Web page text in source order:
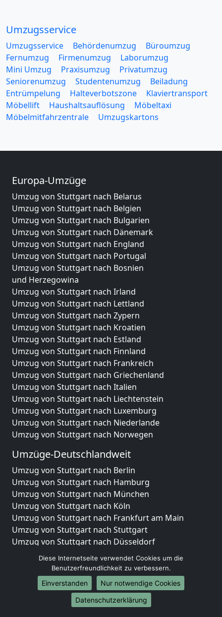
Umzugsservice
Umzugsservice Behördenumzug
Büroumzug
Fernumzug
Firmenumzug
Laborumzug
Mini Umzug
Praxisumzug
Privatumzug
Seniorenumzug
Studentenumzug
Beiladung
Entrümpelung
Halteverbotszone
Klaviertransport
Möbellift
Haushaltsauflösung
Möbeltaxi
Möbelmitfahrzentrale
Umzugskartons
Europa-Umzüge
Umzug von Stuttgart nach Belarus
Umzug von Stuttgart nach Belgien
Umzug von Stuttgart nach Bulgarien
Umzug von Stuttgart nach Dänemark
Umzug von Stuttgart nach England
Umzug von Stuttgart nach Portugal
Umzug von Stuttgart nach Bosnien
und Herzegowina
Umzug von Stuttgart nach Irland
Umzug von Stuttgart nach Lettland
Umzug von Stuttgart nach Zypern
Umzug von Stuttgart nach Kroatien
Umzug von Stuttgart nach Estland
Umzug von Stuttgart nach Finnland
Umzug von Stuttgart nach Frankreich
Umzug von Stuttgart nach Griechenland
Umzug von Stuttgart nach Italien
Umzug von Stuttgart nach Liechtenstein
Umzug von Stuttgart nach Luxemburg
Umzug von Stuttgart nach Niederlande
Umzug von Stuttgart nach Norwegen
Umzüge-Deutschlandweit
Umzug von Stuttgart nach Berlin
Umzug von Stuttgart nach Hamburg
Umzug von Stuttgart nach München
Umzug von Stuttgart nach Köln
Umzug von Stuttgart nach Frankfurt am Main
Umzug von Stuttgart nach Stuttgart
Umzug von Stuttgart nach Düsseldorf
Umzug von Stuttgart nach Leipzig
Umzug von Stuttgart nach Dortmund
Umzug von Stuttgart nach Essen
Umzug von Stuttgart nach Bremen
Umzug von Stuttgart nach Dresden
Diese Internetseite verwendet Cookies um die
Benutzerfreundlichkeit zu verbessern.
Einverstanden
Nur notwendige Cookies
Datenschutzerklärung